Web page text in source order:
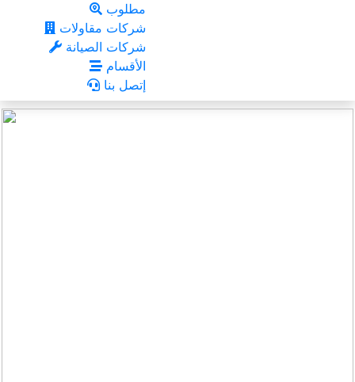
مطلوب
شركات مقاولات
شركات الصيانة
الأقسام
إتصل بنا